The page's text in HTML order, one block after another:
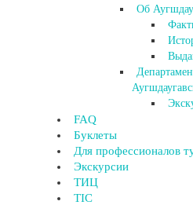
Об
FAQ
Буклеты
Для профессионалов
Экскурсии
ТИЦ
TIC